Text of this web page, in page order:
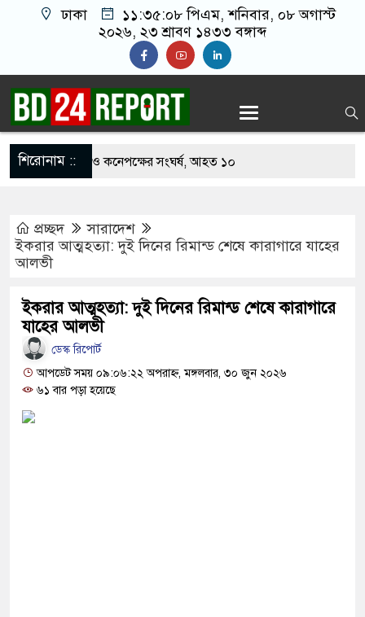
ঢাকা ১১:৩৫:০৯ পিএম, শনিবার, ০৮ অগাস্ট
২০২৬, ২৩ শ্রাবণ ১৪৩৩ বঙ্গাব্দ
শিরোনাম ::
খাবার নিয়ে বর ও কনেপক্ষের সংঘর্ষ, আহত ১০
শঙ্কায় দেশজুড়ে পুলিশের সতর্কতা জারি
আ.লীগের গোপন বৈঠক থেকে গ্রেপ্তার ৬
যুবদল সভাপতি আটক, ভিডিও ভাইরাল
দায়ী থাকবে জামায়াত-এনসিপি: রাশেদ খাঁন
দিলেন জামায়াত বহিষ্কাকৃত গাজী নজরুলের ১২
প্রচ্ছদ
সারাদেশ
ইকরার আত্মহত্যা: দুই দিনের রিমান্ড শেষে কারাগারে যাহের
আলভী
ইকরার আত্মহত্যা: দুই দিনের রিমান্ড শেষে কারাগারে
যাহের আলভী
ডেস্ক রিপোর্ট
আপডেট সময় ০৯:০৬:২২ অপরাহ্ন, মঙ্গলবার, ৩০ জুন ২০২৬
৬১ বার পড়া হয়েছে